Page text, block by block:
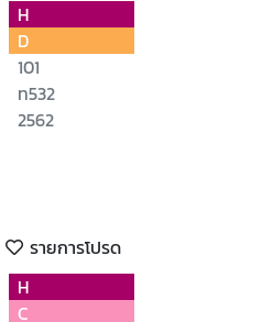
H
D
101
ท532
2562
รายการโปรด
H
C